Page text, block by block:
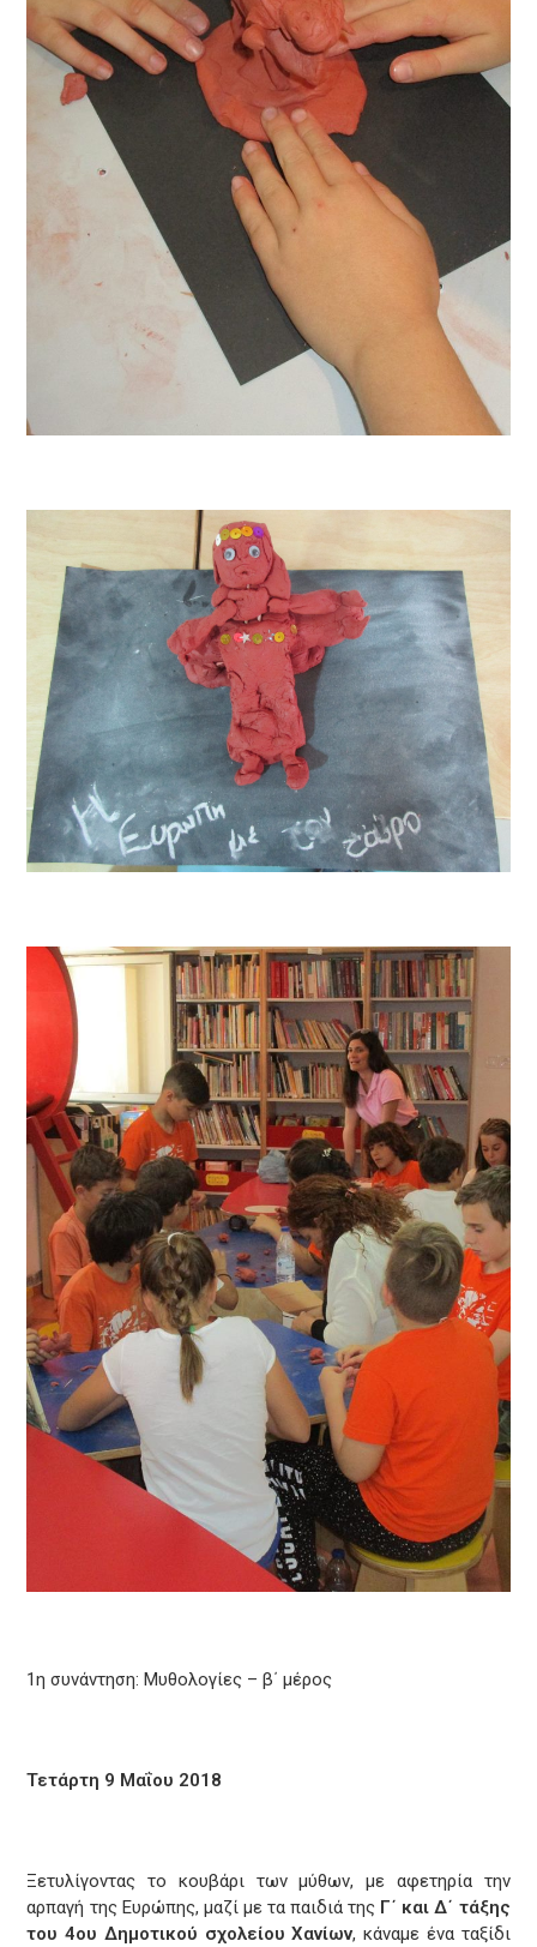
1η συνάντηση: Μυθολογίες – β΄ μέρος
Τετάρτη 9 Μαΐου 2018
Ξετυλίγοντας το κουβάρι των μύθων, με αφετηρία την
αρπαγή της Ευρώπης, μαζί με τα παιδιά της Γ΄ και Δ΄ τάξης
του 4ου Δημοτικού σχολείου Χανίων, κάναμε ένα ταξίδι